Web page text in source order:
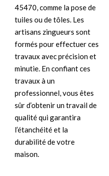
45470, comme la pose de
tuiles ou de tôles. Les
artisans zingueurs sont
formés pour effectuer ces
travaux avec précision et
minutie. En confiant ces
travaux à un
professionnel, vous êtes
sûr d’obtenir un travail de
qualité qui garantira
l’étanchéité et la
durabilité de votre
maison.